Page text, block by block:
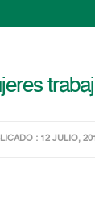
: 12 JULIO,